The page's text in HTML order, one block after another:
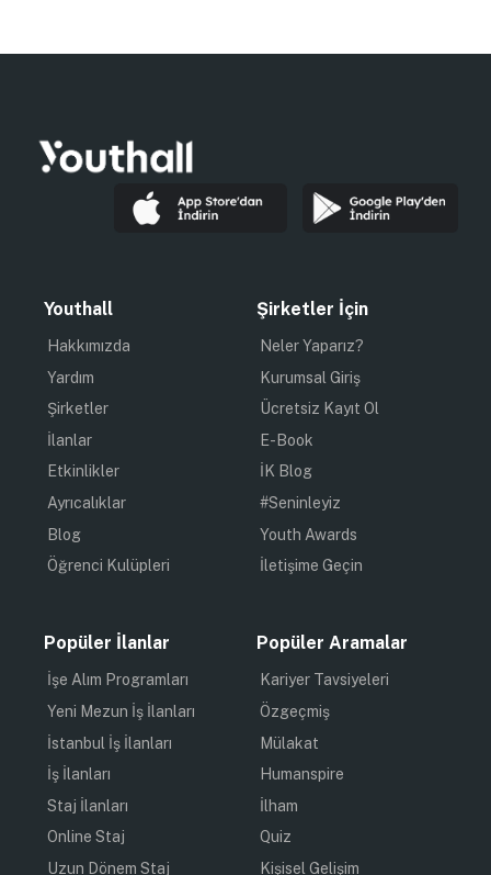
Youthall
Hakkımızda
Yardım
Şirketler
İlanlar
Etkinlikler
Ayrıcalıklar
Blog
Öğrenci Kulüpleri
Şirketler İçin
Neler Yaparız?
Kurumsal Giriş
Ücretsiz Kayıt Ol
E-Book
İK Blog
#Seninleyiz
Youth Awards
İletişime Geçin
Popüler İlanlar
İşe Alım Programları
Yeni Mezun İş İlanları
İstanbul İş İlanları
İş İlanları
Staj İlanları
Online Staj
Uzun Dönem Staj
Popüler Aramalar
Kariyer Tavsiyeleri
Özgeçmiş
Mülakat
Humanspire
İlham
Quiz
Kişisel Gelişim